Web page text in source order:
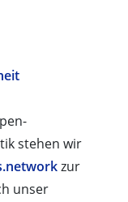
stehen wir
zur
unser